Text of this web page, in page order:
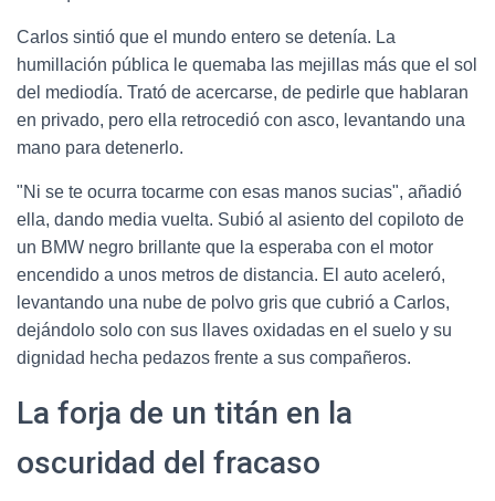
Carlos sintió que el mundo entero se detenía. La
humillación pública le quemaba las mejillas más que el sol
del mediodía. Trató de acercarse, de pedirle que hablaran
en privado, pero ella retrocedió con asco, levantando una
mano para detenerlo.
"Ni se te ocurra tocarme con esas manos sucias", añadió
ella, dando media vuelta. Subió al asiento del copiloto de
un BMW negro brillante que la esperaba con el motor
encendido a unos metros de distancia. El auto aceleró,
levantando una nube de polvo gris que cubrió a Carlos,
dejándolo solo con sus llaves oxidadas en el suelo y su
dignidad hecha pedazos frente a sus compañeros.
La forja de un titán en la
oscuridad del fracaso